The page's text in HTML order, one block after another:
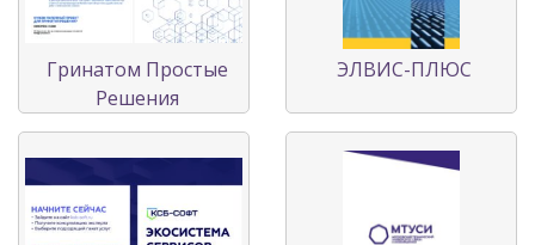
Гринатом Простые
Решения
ЭЛВИС-ПЛЮС